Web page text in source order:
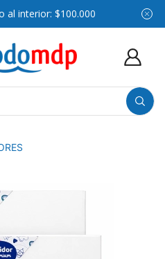
al interior: $100.000